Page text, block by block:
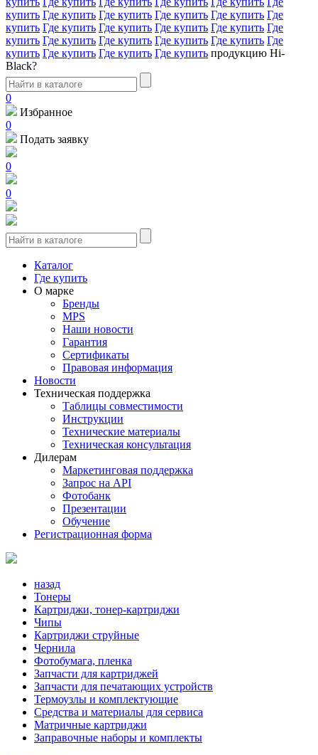
купить Где купить Где купить Где купить Где купить Где
купить Где купить Где купить Где купить Где купить Где
купить Где купить Где купить Где купить Где купить Где
купить Где купить Где купить Где купить продукцию Hi-
Black?
0
Избранное
0
Подать заявку
0
0
Каталог
Где купить
О марке
Бренды
MPS
Наши новости
Гарантия
Сертификаты
Правовая информация
Новости
Техническая поддержка
Таблицы совместимости
Инструкции
Технические материалы
Техническая консультация
Дилерам
Маркетинговая поддержка
Запрос на API
Фотобанк
Презентации
Обучение
Регистрационная форма
назад
Тонеры
Картриджи, тонер-картриджи
Чипы
Картриджи струйные
Чернила
Фотобумага, пленка
Запчасти для картриджей
Запчасти для печатающих устройств
Термоузлы и комплектующие
Средства и материалы для сервиса
Матричные картриджи
Заправочные наборы и комплекты